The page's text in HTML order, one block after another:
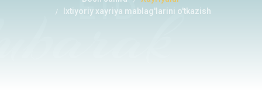
Ixtiyoriy xayriya mablag'larini o'tkazish